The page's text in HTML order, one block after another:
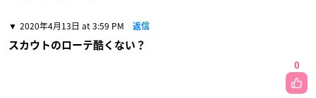
2020年4月13日 at 3:59 PM 返信
スカウトのローテ酷くない？
0